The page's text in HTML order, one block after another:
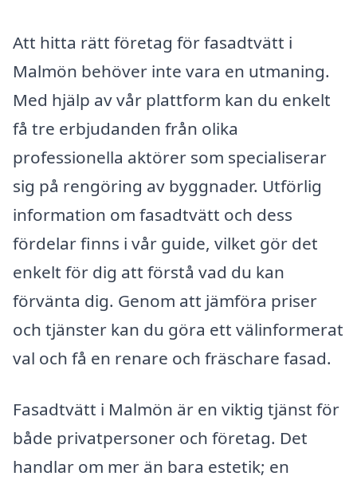
Att hitta rätt företag för fasadtvätt i
Malmön behöver inte vara en utmaning.
Med hjälp av vår plattform kan du enkelt
få tre erbjudanden från olika
professionella aktörer som specialiserar
sig på rengöring av byggnader. Utförlig
information om fasadtvätt och dess
fördelar finns i vår guide, vilket gör det
enkelt för dig att förstå vad du kan
förvänta dig. Genom att jämföra priser
och tjänster kan du göra ett välinformerat
val och få en renare och fräschare fasad.
Fasadtvätt i Malmön är en viktig tjänst för
både privatpersoner och företag. Det
handlar om mer än bara estetik; en